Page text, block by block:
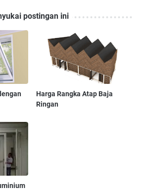
postingan ini
Harga Rangka Atap Baja
Ringan